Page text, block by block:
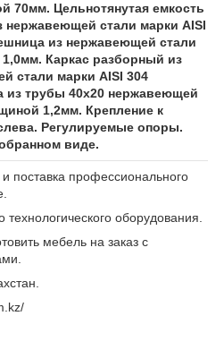
70мм. Цельнотянутая емкость
нержавеющей стали марки AISI
из нержавеющей стали
Каркас разборный из
стали марки AISI 304
из трубы 40х20 нержавеющей
1,2мм. Крепление к
Регулируемые опоры.
виде.
поставка профессионального
технологического оборудования.
мебель на заказ с